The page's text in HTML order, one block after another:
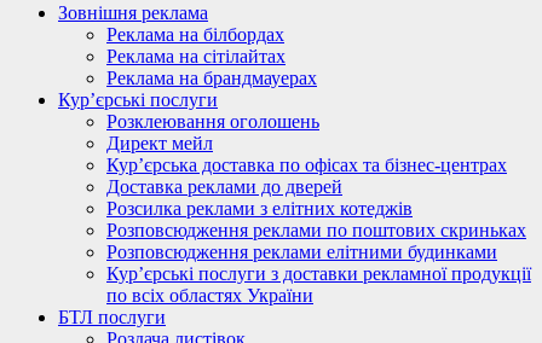
Зовнішня реклама
Реклама на білбордах
Реклама на сітілайтах
Реклама на брандмауерах
Кур’єрські послуги
Розклеювання оголошень
Директ мейл
Кур’єрська доставка по офісах та бізнес-центрах
Доставка реклами до дверей
Розсилка реклами з елітних котеджів
Розповсюдження реклами по поштових скриньках
Розповсюдження реклами елітними будинками
Кур’єрські послуги з доставки рекламної продукції
по всіх областях України
БТЛ послуги
Роздача листівок